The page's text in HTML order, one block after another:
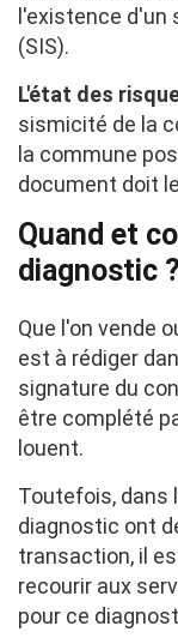
l'existence
(SIS).
L'état des
sismicité de la
la commune
document doit
Quand et
diagnostic ?
Que l'on vende
est à rédiger
signature du
être complété
louent.
Toutefois, dans
diagnostic ont
transaction, il
recourir aux
pour ce